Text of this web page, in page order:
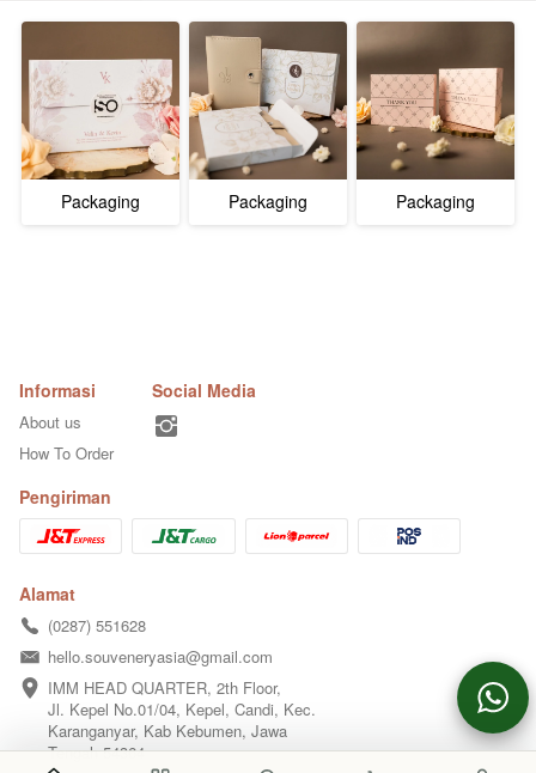
Packaging
Packaging
Packaging
Informasi
About us
How To Order
Social Media
Pengiriman
Alamat
(0287) 551628
hello.souveneryasia@gmail.com
IMM HEAD QUARTER, 2th Floor,
Jl. Kepel No.01/04, Kepel, Candi, Kec.
Karanganyar, Kab Kebumen, Jawa
Tengah 54364